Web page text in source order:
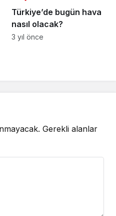
Türkiye’de bugün hava
nasıl olacak?
3 yıl önce
Gerekli alanlar